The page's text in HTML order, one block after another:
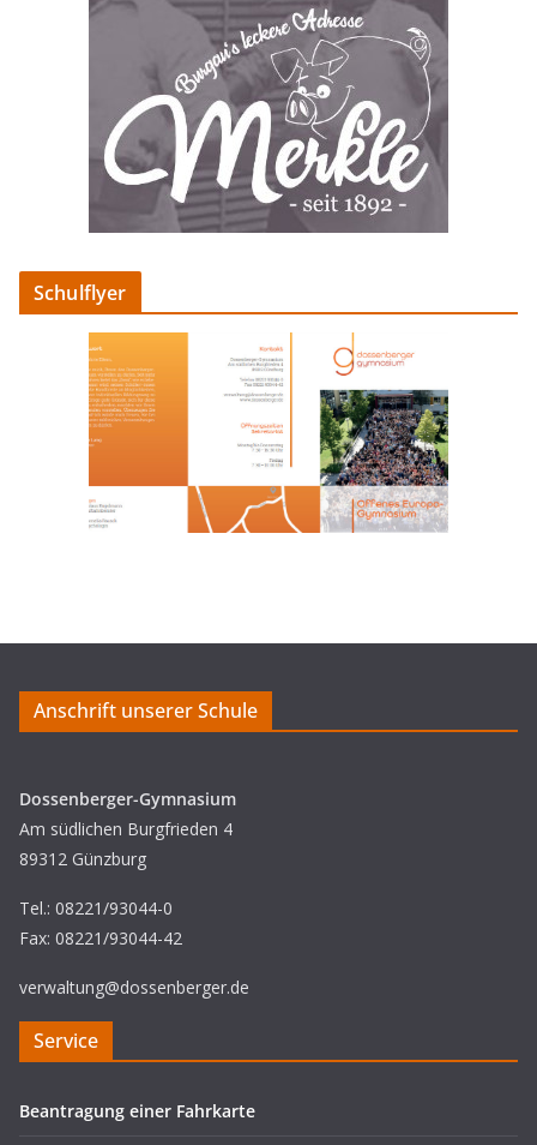
Schulflyer
Anschrift unserer Schule
Dossenberger-Gymnasium
Am südlichen Burgfrieden 4
89312 Günzburg
Tel.: 08221/93044-0
Fax: 08221/93044-42
verwaltung@dossenberger.de
Service
Beantragung einer Fahrkarte